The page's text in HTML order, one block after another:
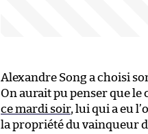
Alexandre Song a choisi
On aurait pu penser que
ce mardi soir, lui qui a eu
la propriété du vainqueur